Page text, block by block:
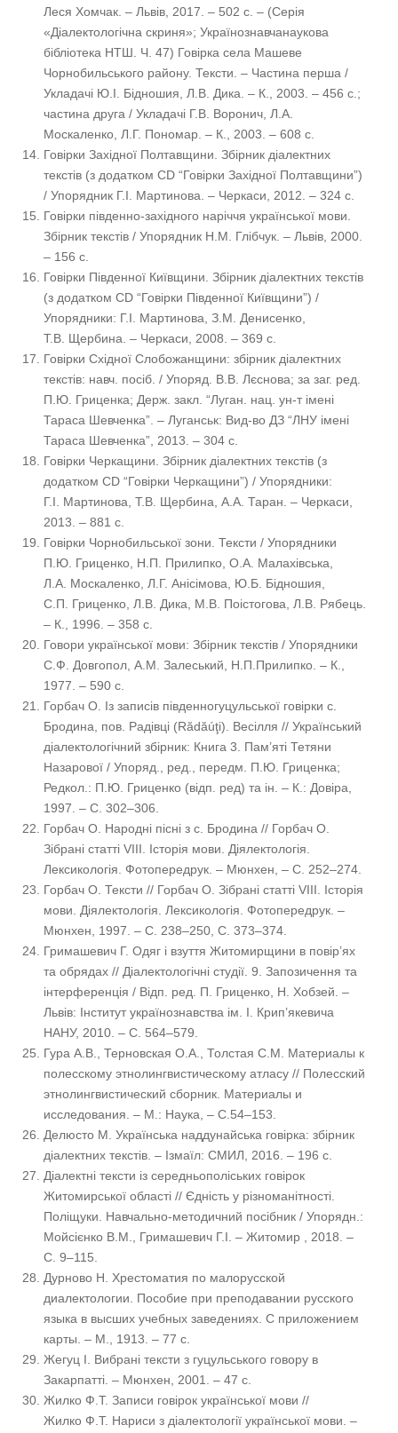
Леся Хомчак. – Львів, 2017. – 502 с. – (Серія
«Діалектологічна скриня»; Українознавчанаукова
бібліотека НТШ. Ч. 47) Говірка села Машеве
Чорнобильського району. Тексти. – Частина перша /
Укладачі Ю.І. Бідношия, Л.В. Дика. – К., 2003. – 456 с.;
частина друга / Укладачі Г.В. Воронич, Л.А.
Москаленко, Л.Г. Пономар. – К., 2003. – 608 с.
Говірки Західної Полтавщини. Збірник діалектних
текстів (з додатком CD “Говірки Західної Полтавщини”)
/ Упорядник Г.І. Мартинова. – Черкаси, 2012. – 324 с.
Говірки південно-західного наріччя української мови.
Збірник текстів / Упорядник Н.М. Глібчук. – Львів, 2000.
– 156 с.
Говірки Південної Київщини. Збірник діалектних текстів
(з додатком CD “Говірки Південної Київщини”) /
Упорядники: Г.І. Мартинова, З.М. Денисенко,
Т.В. Щербина. – Черкаси, 2008. – 369 с.
Говірки Східної Слобожанщини: збірник діалектних
текстів: навч. посіб. / Упоряд. В.В. Лєснова; за заг. ред.
П.Ю. Гриценка; Держ. закл. “Луган. нац. ун-т імені
Тараса Шевченка”. – Луганськ: Вид-во ДЗ “ЛНУ імені
Тараса Шевченка”, 2013. – 304 с.
Говірки Черкащини. Збірник діалектних текстів (з
додатком CD “Говірки Черкащини”) / Упорядники:
Г.І. Мартинова, Т.В. Щербина, А.А. Таран. – Черкаси,
2013. – 881 с.
Говірки Чорнобильської зони. Тексти / Упорядники
П.Ю. Гриценко, Н.П. Прилипко, О.А. Малахівська,
Л.А. Москаленко, Л.Г. Анісімова, Ю.Б. Бідношия,
С.П. Гриценко, Л.В. Дика, М.В. Поістогова, Л.В. Рябець.
– К., 1996. – 358 с.
Говори української мови: Збірник текстів / Упорядники
С.Ф. Довгопол, А.М. Залеський, Н.П.Прилипко. – К.,
1977. – 590 с.
Горбач О. Із записів південногуцульської говірки с.
Бродина, пов. Радівці (Rădăúţi). Весілля // Український
діалектологічний збірник: Книга 3. Пам’яті Тетяни
Назарової / Упоряд., ред., передм. П.Ю. Гриценка;
Редкол.: П.Ю. Гриценко (відп. ред) та ін. – К.: Довіра,
1997. – С. 302–306.
Горбач О. Народні пісні з с. Бродина // Горбач О.
Зібрані статті VIII. Історія мови. Діялектологія.
Лексикологія. Фотопередрук. – Мюнхен, – С. 252–274.
Горбач О. Тексти // Горбач О. Зібрані статті VIII. Історія
мови. Діялектологія. Лексикологія. Фотопередрук. –
Мюнхен, 1997. – С. 238–250, С. 373–374.
Гримашевич Г. Одяг і взуття Житомирщини в повір’ях
та обрядах // Діалектологічні студії. 9. Запозичення та
інтерференція / Відп. ред. П. Гриценко, Н. Хобзей. –
Львів: Інститут українознавства ім. І. Крип’якевича
НАНУ, 2010. – С. 564–579.
Гура А.В., Терновская О.А., Толстая С.М. Материалы к
полесскому этнолингвистическому атласу // Полесский
этнолингвистический сборник. Материалы и
исследования. – М.: Наука, – С.54–153.
Делюсто М. Українська наддунайська говірка: збірник
діалектних текстів. – Ізмаїл: СМИЛ, 2016. – 196 с.
Діалектні тексти із середньополіських говірок
Житомирської області // Єдність у різноманітності.
Поліщуки. Навчально-методичний посібник / Упорядн.:
Мойсієнко В.М., Гримашевич Г.І. – Житомир , 2018. –
С. 9–115.
Дурново Н. Хрестоматия по малорусской
диалектологии. Пособие при преподавании русского
языка в высших учебных заведениях. С приложением
карты. – М., 1913. – 77 с.
Жегуц І. Вибрані тексти з гуцульського говору в
Закарпатті. – Мюнхен, 2001. – 47 с.
Жилко Ф.Т. Записи говірок української мови //
Жилко Ф.Т. Нариси з діалектології української мови. –